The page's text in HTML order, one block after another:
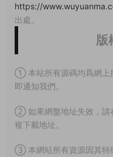
https://
出處。
版
① 本站所有源碼均爲網上
即通知我們。
② 如果網盤地址失效，請
複下載地址。
③ 本網站所有資源因其特